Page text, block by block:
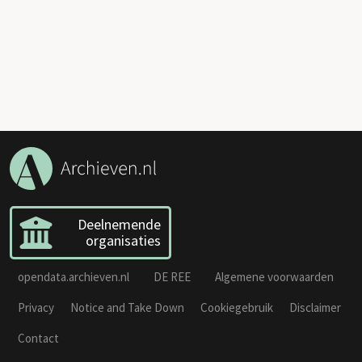
Deelnemende
organisaties
opendata.archieven.nl DE REE
Algemene voorwaarden
Privacy
Notice and Take Down Cookiegebruik
Disclaimer
Contact